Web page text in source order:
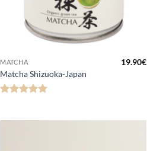
MATCHA
Matcha Shizuoka-Japan
19.90€